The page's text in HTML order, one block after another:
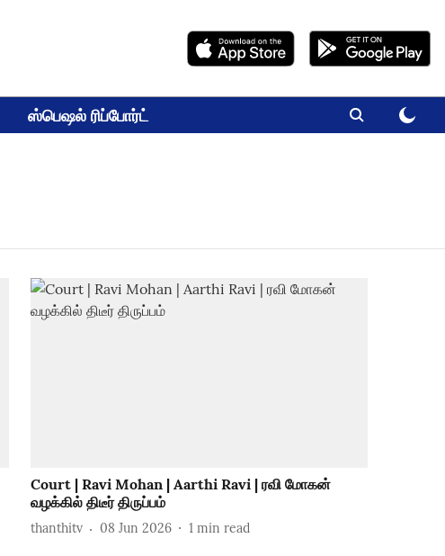
ஸ்பெஷல் ரிப்போர்ட்
Court | Ravi Mohan | Aarthi Ravi | ரவி மோகன்
வழக்கில் திடீர் திருப்பம்
thanthitv 08 Jun 2026 1 min read